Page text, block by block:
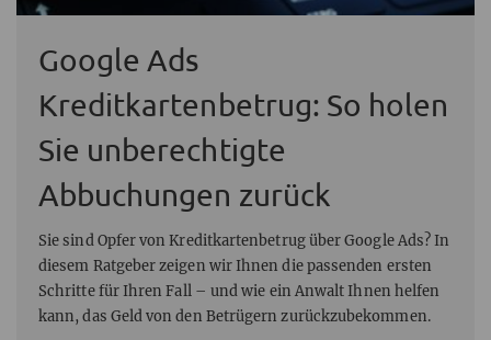
Google Ads
Kreditkartenbetrug: So holen
Sie unberechtigte
Abbuchungen zurück
Sie sind Opfer von Kreditkartenbetrug über Google Ads? In
diesem Ratgeber zeigen wir Ihnen die passenden ersten
Schritte für Ihren Fall – und wie ein Anwalt Ihnen helfen
kann, das Geld von den Betrügern zurückzubekommen.